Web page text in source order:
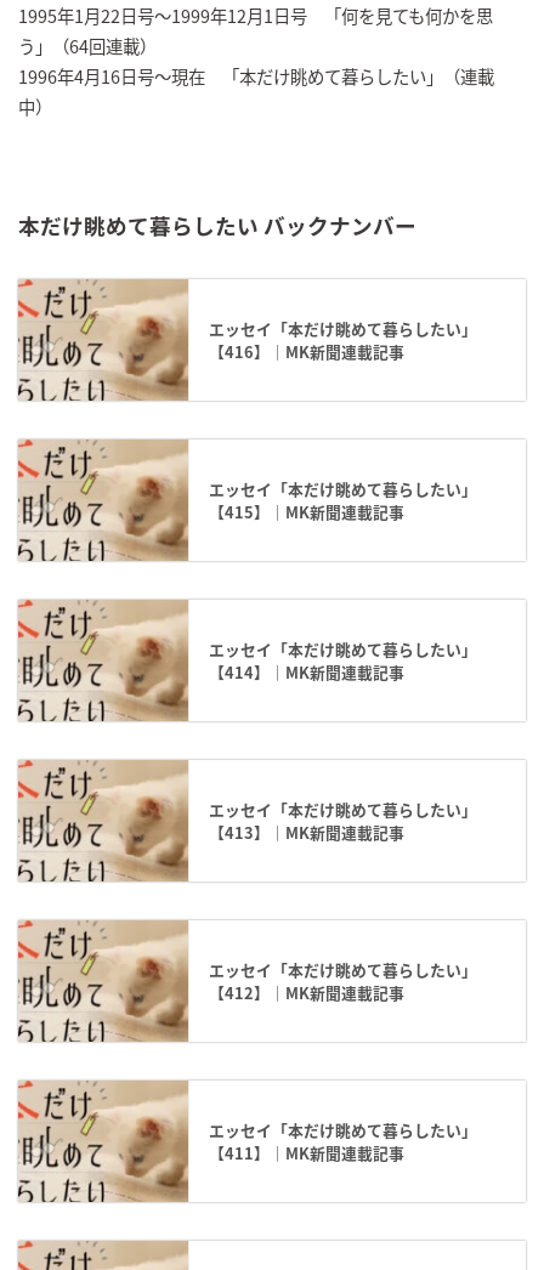
1995年1月22日号～1999年12月1日号 「何を見ても何かを思
う」（64回連載）
1996年4月16日号～現在 「本だけ眺めて暮らしたい」（連載
中）
本だけ眺めて暮らしたい バックナンバー
エッセイ「本だけ眺めて暮らしたい」
【416】｜MK新聞連載記事
エッセイ「本だけ眺めて暮らしたい」
【415】｜MK新聞連載記事
エッセイ「本だけ眺めて暮らしたい」
【414】｜MK新聞連載記事
エッセイ「本だけ眺めて暮らしたい」
【413】｜MK新聞連載記事
エッセイ「本だけ眺めて暮らしたい」
【412】｜MK新聞連載記事
エッセイ「本だけ眺めて暮らしたい」
【411】｜MK新聞連載記事